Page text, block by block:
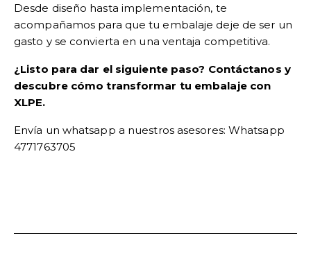
Desde diseño hasta implementación, te
acompañamos para que tu embalaje deje de ser un
gasto y se convierta en una ventaja competitiva.
¿Listo para dar el siguiente paso? Contáctanos y
descubre cómo transformar tu embalaje con
XLPE.
Envía un whatsapp a nuestros asesores: Whatsapp
4771763705